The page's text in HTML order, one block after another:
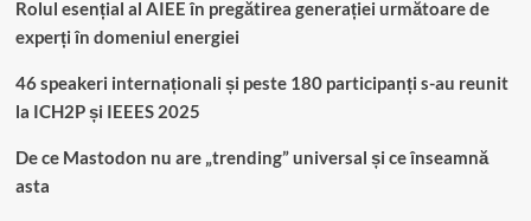
Rolul esențial al AIEE în pregătirea generației următoare de
experți în domeniul energiei
46 speakeri internaționali și peste 180 participanți s-au reunit
la ICH2P și IEEES 2025
De ce Mastodon nu are „trending” universal și ce înseamnă
asta